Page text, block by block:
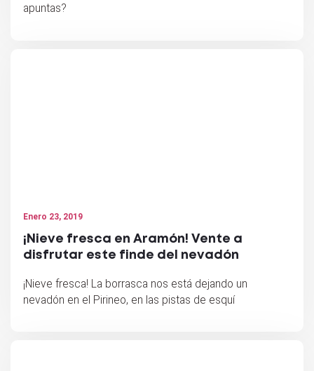
apuntas?
Enero 23, 2019
¡Nieve fresca en Aramón! Vente a
disfrutar este finde del nevadón
¡Nieve fresca! La borrasca nos está dejando un
nevadón en el Pirineo, en las pistas de esquí